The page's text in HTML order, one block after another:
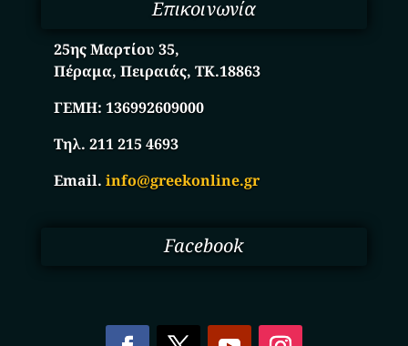
Επικοινωνία
25ης Μαρτίου 35,
Πέραμα, Πειραιάς, ΤΚ.18863
ΓΕΜΗ:136992609000
Τηλ. 211 215 4693
Email.info@greekonline.gr
Facebook